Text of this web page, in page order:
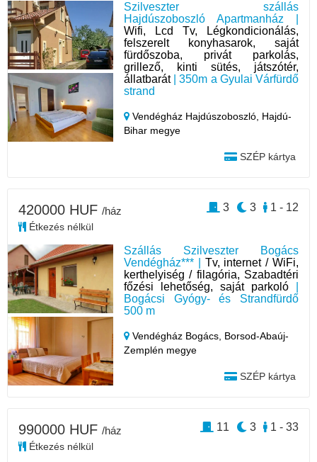
Szilveszter szállás
Hajdúszoboszló Apartmanház |
Wifi, Lcd Tv, Légkondicionálás,
felszerelt konyhasarok, saját
fürdőszoba, privát parkolás,
grillező, kinti sütés, játszótér,
állatbarát| 350m a Gyulai Várfürdő
strand
Vendégház Hajdúszoboszló, Hajdú-
Bihar megye
SZÉP kártya
Szállás Szilveszter Bogács
Vendégház*** | Tv, internet / WiFi,
kerthelyiség / filagória, Szabadtéri
főzési lehetőség, saját parkoló
Bogácsi Gyógy- és Strandfürdő
500 m
Vendégház Bogács, Borsod-Abaúj-
Zemplén megye
SZÉP kártya
420000 HUF /ház
Étkezés nélkül
1 - 12
3
3
990000 HUF /ház
Étkezés nélkül
1 - 33
3
11